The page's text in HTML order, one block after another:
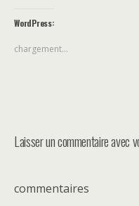
WordPress:
chargement…
Laisser un commentaire avec
commentaires